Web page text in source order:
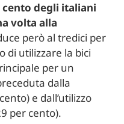
cento degli italiani
volta alla
però al tredici per
di utilizzare la bici
per un
dalla
e dall’utilizzo
per cento).